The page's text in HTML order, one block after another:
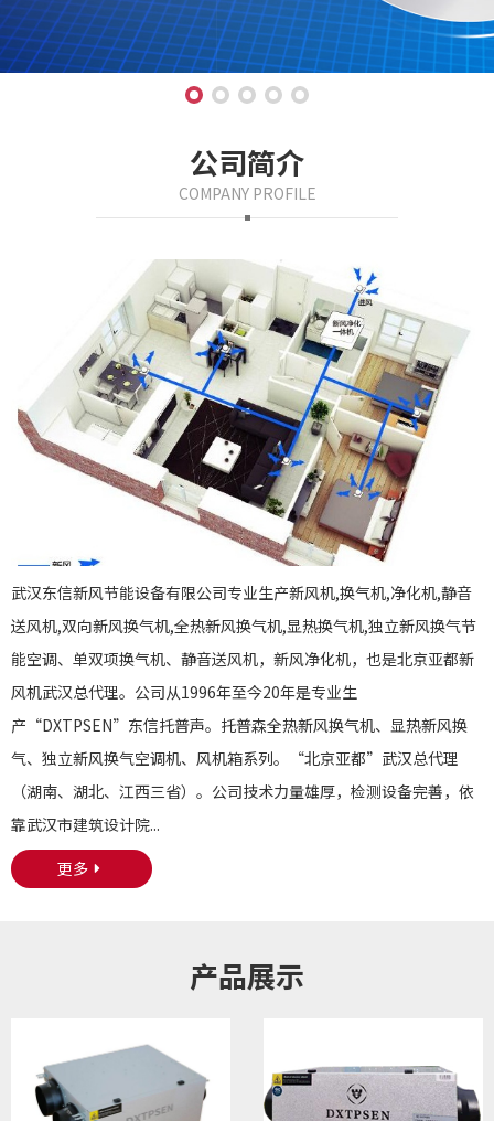
公司简介
COMPANY PROFILE
武汉东信新风节能设备有限公司专业生产新风机,换气机,净化机,静音
送风机,双向新风换气机,全热新风换气机,显热换气机,独立新风换气节
能空调、单双项换气机、静音送风机，新风净化机，也是北京亚都新
风机武汉总代理。公司从1996年至今20年是专业生
产“DXTPSEN”东信托普声。托普森全热新风换气机、显热新风换
气、独立新风换气空调机、风机箱系列。“北京亚都”武汉总代理
（湖南、湖北、江西三省）。公司技术力量雄厚，检测设备完善，依
靠武汉市建筑设计院...
更多
产品展示